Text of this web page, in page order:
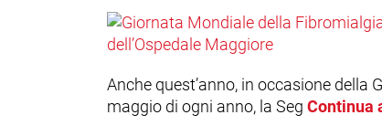
Anche quest’anno, in occasione
maggio di ogni anno, la Seg Continua